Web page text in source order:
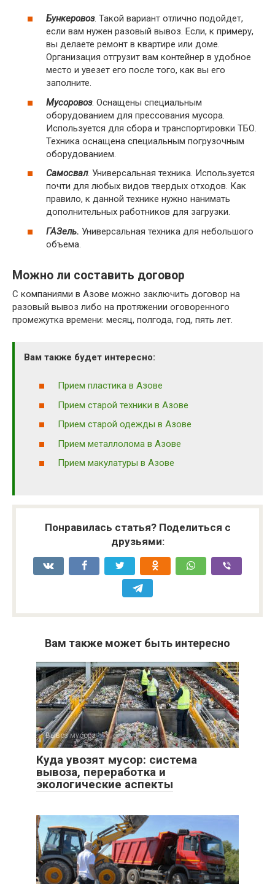
Бункеровоз. Такой вариант отлично подойдет,
если вам нужен разовый вывоз. Если, к примеру,
вы делаете ремонт в квартире или доме.
Организация отгрузит вам контейнер в удобное
место и увезет его после того, как вы его
заполните.
Мусоровоз. Оснащены специальным
оборудованием для прессования мусора.
Используется для сбора и транспортировки ТБО.
Техника оснащена специальным погрузочным
оборудованием.
Самосвал. Универсальная техника. Используется
почти для любых видов твердых отходов. Как
правило, к данной технике нужно нанимать
дополнительных работников для загрузки.
ГАЗель. Универсальная техника для небольшого
объема.
Можно ли составить договор
С компаниями в Азове можно заключить договор на
разовый вывоз либо на протяжении оговоренного
промежутка времени: месяц, полгода, год, пять лет.
Вам также будет интересно:
Прием пластика в Азове
Прием старой техники в Азове
Прием старой одежды в Азове
Прием металлолома в Азове
Прием макулатуры в Азове
Понравилась статья? Поделиться с
друзьями:
Вам также может быть интересно
Вывоз мусора 0
Куда увозят мусор: система
вывоза, переработка и
экологические аспекты